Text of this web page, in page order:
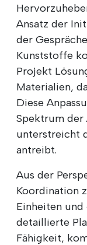
Ansatz der
der
Kunststoffe
Projekt
Materialien,
Diese
Spektrum der
unterstreicht
antreibt.
Aus der
Koordination
Einheiten
detaillierte
Fähigkeit,